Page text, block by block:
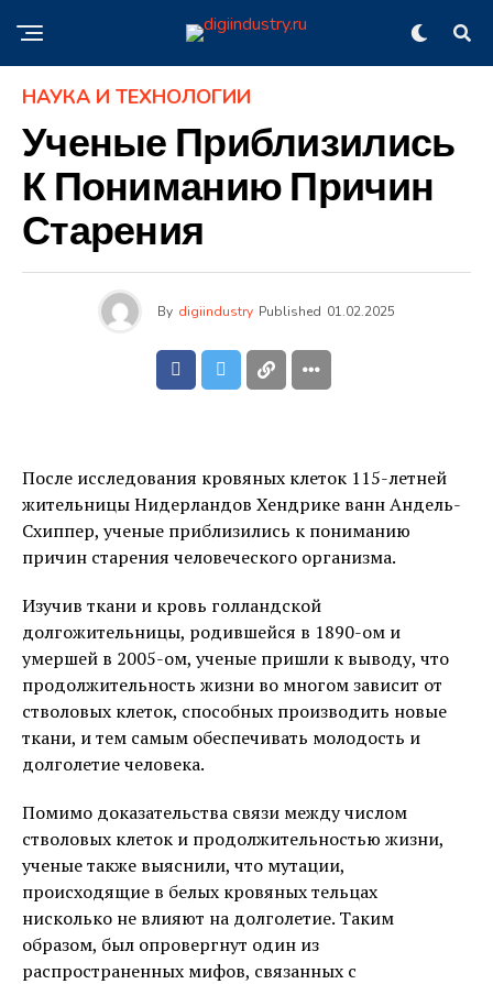
НАУКА И ТЕХНОЛОГИИ
Ученые Приблизились
К Пониманию Причин
Старения
By digiindustry Published 01.02.2025
После исследования кровяных клеток 115-летней
жительницы Нидерландов Хендрике ванн Андель-
Схиппер, ученые приблизились к пониманию
причин старения человеческого организма.
Изучив ткани и кровь голландской
долгожительницы, родившейся в 1890-ом и
умершей в 2005-ом, ученые пришли к выводу, что
продолжительность жизни во многом зависит от
стволовых клеток, способных производить новые
ткани, и тем самым обеспечивать молодость и
долголетие человека.
Помимо доказательства связи между числом
стволовых клеток и продолжительностью жизни,
ученые также выяснили, что мутации,
происходящие в белых кровяных тельцах
нисколько не влияют на долголетие. Таким
образом, был опровергнут один из
распространенных мифов, связанных с